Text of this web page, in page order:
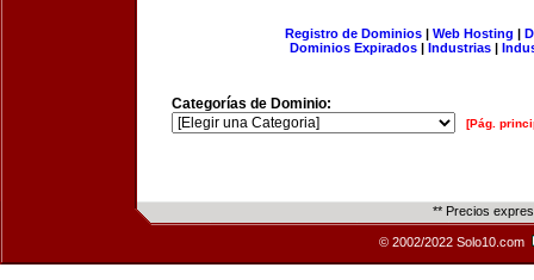
Registro de Dominios| Web Hosting |
Dominios Expirados | Industrias |
Categorías de Dominio:
[Pág.
** Precios
© 2002/2022 Solo10.com